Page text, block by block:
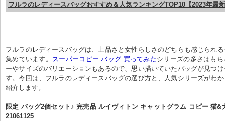
フルラのレディースバッグおすすめ＆人気ランキングTOP10【2023年最
フルラのレディースバッグは、上品さと女性らしさのどちらも感じられ
集めています。 スーパーコピー バッグ 買ってみたシリーズの多さはも
ーやサイズのバリエーションもあるので、思い描いていたバッグが見つ
す。今回は、フルラのレディースバッグの選び方と、人気シリーズがわ
紹介します。
限定 バッグ2個セット♪ 完売品 ルイヴィトン キャットグラム コピー 猫&
21061125